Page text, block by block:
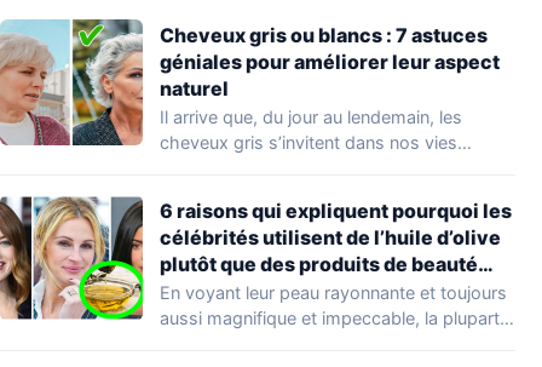
Cheveux gris ou blancs : 7 astuces
géniales pour améliorer leur aspect
naturel
Il arrive que, du jour au lendemain, les
cheveux gris s’invitent dans nos vies…
6 raisons qui expliquent pourquoi les
célébrités utilisent de l’huile d’olive
plutôt que des produits de beauté
coûteux
En voyant leur peau rayonnante et toujours
aussi magnifique et impeccable, la plupart